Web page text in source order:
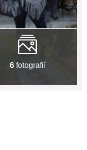
6fotografií